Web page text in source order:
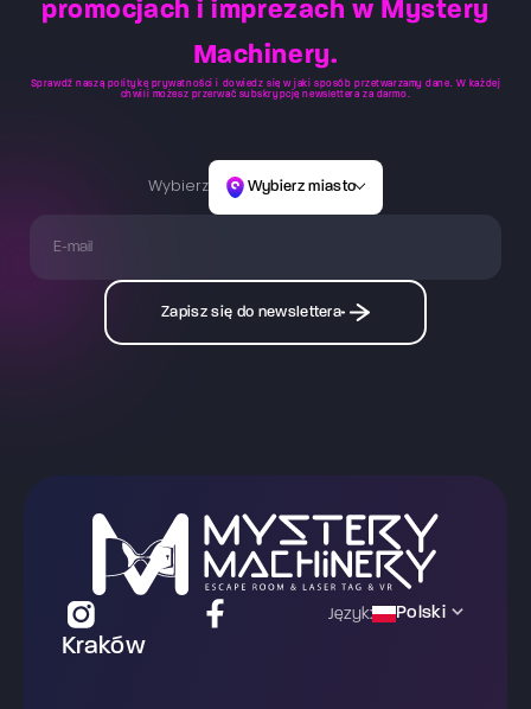
promocjach i imprezach w Mystery
Machinery.
Sprawdź naszą politykę prywatności
i dowiedz się w jaki sposób przetwarzamy dane. W każdej
chwili możesz przerwać subskrypcję newslettera za darmo.
Wybierz Wybierz miasto
Zapisz się do newslettera
Język: Polski
Kraków